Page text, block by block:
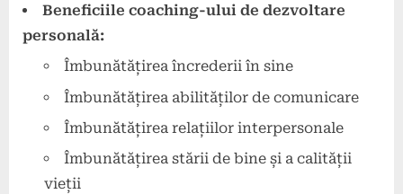
Beneficiile coaching-ului de dezvoltare
personală:
Îmbunătățirea încrederii în sine
Îmbunătățirea abilităților de comunicare
Îmbunătățirea relațiilor interpersonale
Îmbunătățirea stării de bine și a calității
vieții